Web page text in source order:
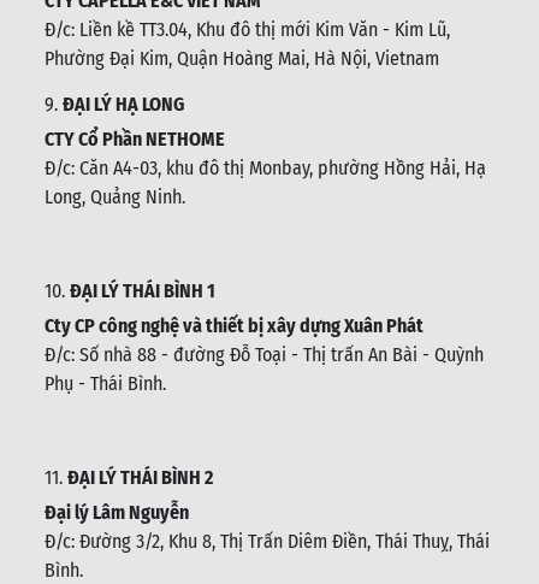
Đ/c: Liền kề TT3.04, Khu đô thị mới Kim Văn - Kim Lũ,
Phường Đại Kim, Quận Hoàng Mai, Hà Nội, Vietnam
9. ĐẠI LÝ HẠ LONG
CTY Cổ Phần NETHOME
Đ/c: Căn A4-03, khu đô thị Monbay, phường Hồng Hải, Hạ
Long, Quảng Ninh.
10. ĐẠI LÝ THÁI BÌNH 1
Cty CP công nghệ và thiết bị xây dựng Xuân Phát
Đ/c: Số nhà 88 - đường Đỗ Toại - Thị trấn An Bài - Quỳnh
Phụ - Thái Bình.
11. ĐẠI LÝ THÁI BÌNH 2
Đại lý Lâm Nguyễn
Đ/c: Đường 3/2, Khu 8, Thị Trấn Diêm Điền, Thái Thuỵ, Thái
Bình.